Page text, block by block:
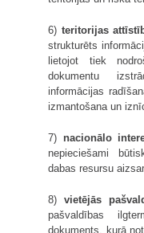
6) teritorijas
strukturēts
lietojot tiek
dokumentu
informācijas
izmantošana un
7) nacionālo
nepieciešami
dabas resursu
8) vietējās
pašvaldības
dokuments, kurā